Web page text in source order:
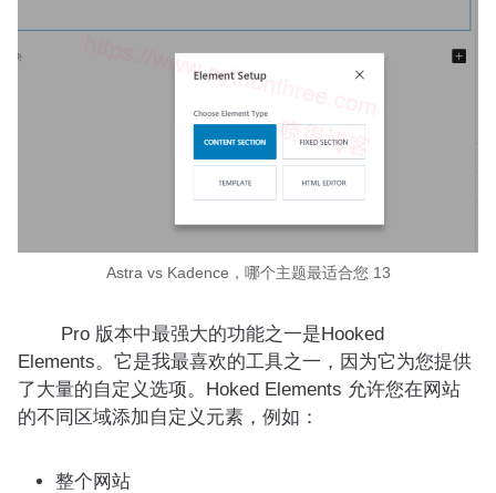
Astra vs Kadence，哪个主题最适合您 13
Pro 版本中最强大的功能之一是Hooked
Elements。它是我最喜欢的工具之一，因为它为您提供
了大量的自定义选项。Hoked Elements 允许您在网站
的不同区域添加自定义元素，例如：
整个网站